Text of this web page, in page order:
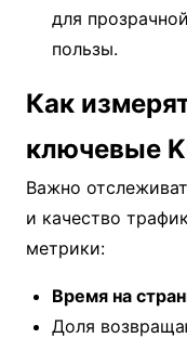
для
пользы.
Как
ключевые
Важно
и качество
метрики:
Время на
Доля